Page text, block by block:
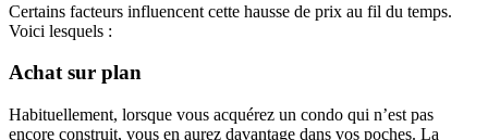
Certains facteurs influencent cette hausse de prix au fil du temps.
Voici lesquels :
Achat sur plan
Habituellement, lorsque vous acquérez un condo qui n’est pas
encore construit, vous en aurez davantage dans vos poches. La